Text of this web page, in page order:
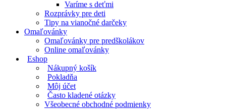
Varíme s deťmi
Rozprávky pre deti
Tipy na vianočné darčeky
Omaľovánky
Omaľovánky pre predškolákov
Online omaľovánky
Eshop
Nákupný košík
Pokladňa
Môj účet
Často kladené otázky
Všeobecné obchodné podmienky